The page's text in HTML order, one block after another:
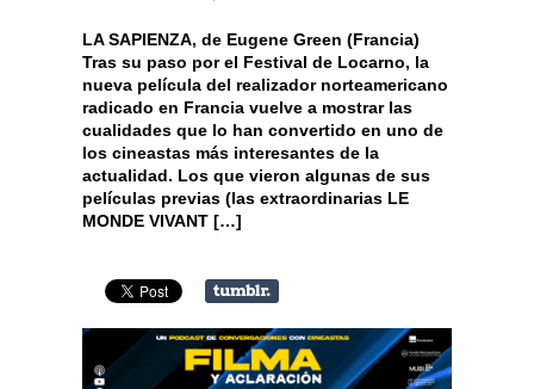
LA SAPIENZA, de Eugene Green (Francia)
Tras su paso por el Festival de Locarno, la
nueva película del realizador norteamericano
radicado en Francia vuelve a mostrar las
cualidades que lo han convertido en uno de
los cineastas más interesantes de la
actualidad. Los que vieron algunas de sus
películas previas (las extraordinarias LE
MONDE VIVANT […]